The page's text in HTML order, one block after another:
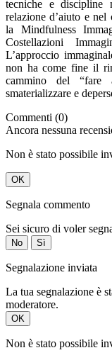
tecniche e discipline
relazione d’aiuto e nel
la Mindfulness
Costellazioni
L’approccio
non ha come fine il
cammino del “fare
smaterializzare e
Commenti (0)
Ancora nessuna
Non è stato possibile
OK
Segnala commento
Sei sicuro di voler
No Sì
Segnalazione inviata
La tua segnalazione è
moderatore.
OK
Non è stato possibile